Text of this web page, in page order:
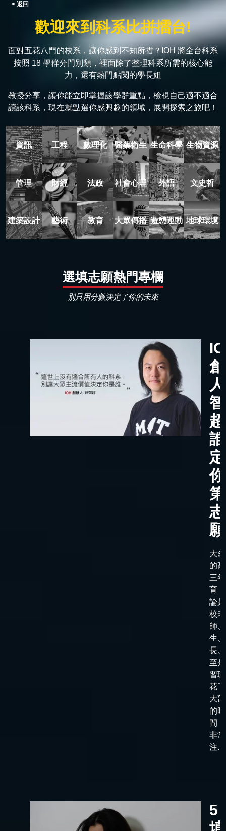
< 返回
歡迎來到科系比拼擂台!
面對五花八門的校系，讓你感到不知所措？IOH 將全台科系
按照 18 學群分門別類，裡面除了整理科系所需的核心能
力，還有熱門點閱的學長姐
教授分享，讓你能立即掌握該學群重點，檢視自己適不適合
讀該科系，現在就點選你感興趣的領域，展開探索之旅吧！
資訊 工程 數理化 醫藥衛生 生命科學 生物資源
管理 財經 法政 社會心理 外語 文史哲
建築設計 藝術 教育 大眾傳播 遊憩運動 地球環境
選填志願熱門專欄
別只用分數決定了你的未來
智
志
大
的
三
育
論
校老
師
生
長
至
習
花
大
的時
間
非
注...
5